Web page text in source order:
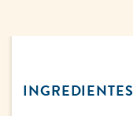
INGREDIENTES